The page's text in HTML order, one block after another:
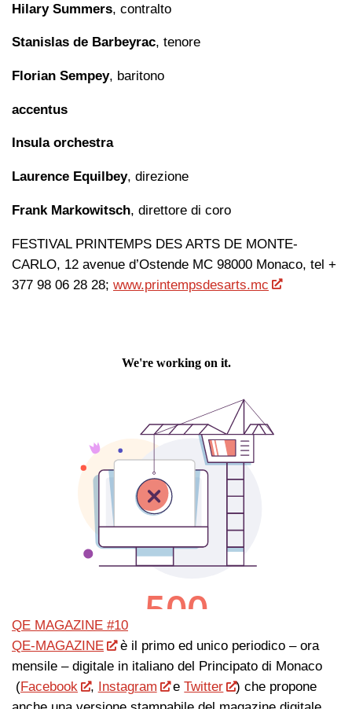
Hilary Summers, contralto
Stanislas de Barbeyrac, tenore
Florian Sempey, baritono
accentus
Insula orchestra
Laurence Equilbey, direzione
Frank Markowitsch, direttore di coro
FESTIVAL PRINTEMPS DES ARTS DE MONTE-
CARLO, 12 avenue d’Ostende MC 98000 Monaco, tel +
377 98 06 28 28; www.printempsdesarts.mc
QE MAGAZINE #10
QE-MAGAZINE
è il primo ed unico periodico – ora
mensile – digitale in italiano del Principato di Monaco
(Facebook , Instagram eTwitter
) che propone